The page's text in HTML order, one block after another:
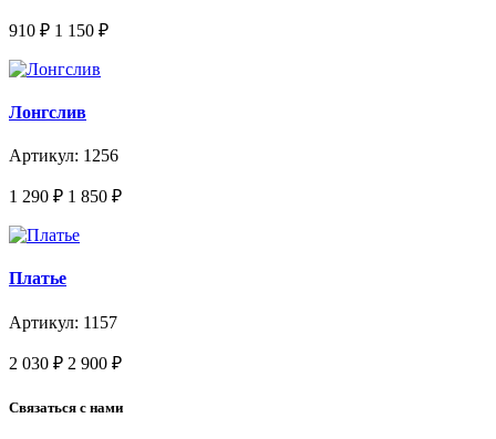
910 ₽ 1 150 ₽
Лонгслив
Артикул: 1256
1 290 ₽ 1 850 ₽
Платье
Артикул: 1157
2 030 ₽ 2 900 ₽
Связаться с нами